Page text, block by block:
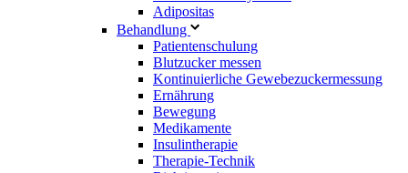
Adipositas
Behandlung
Patientenschulung
Blutzucker messen
Kontinuierliche Gewebezuckermessung
Ernährung
Bewegung
Medikamente
Insulintherapie
Therapie-Technik